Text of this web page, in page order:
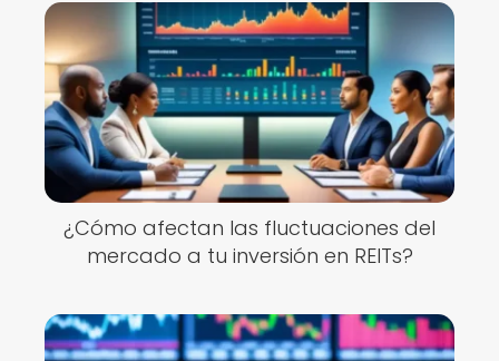
¿Cómo afectan las fluctuaciones del
mercado a tu inversión en REITs?